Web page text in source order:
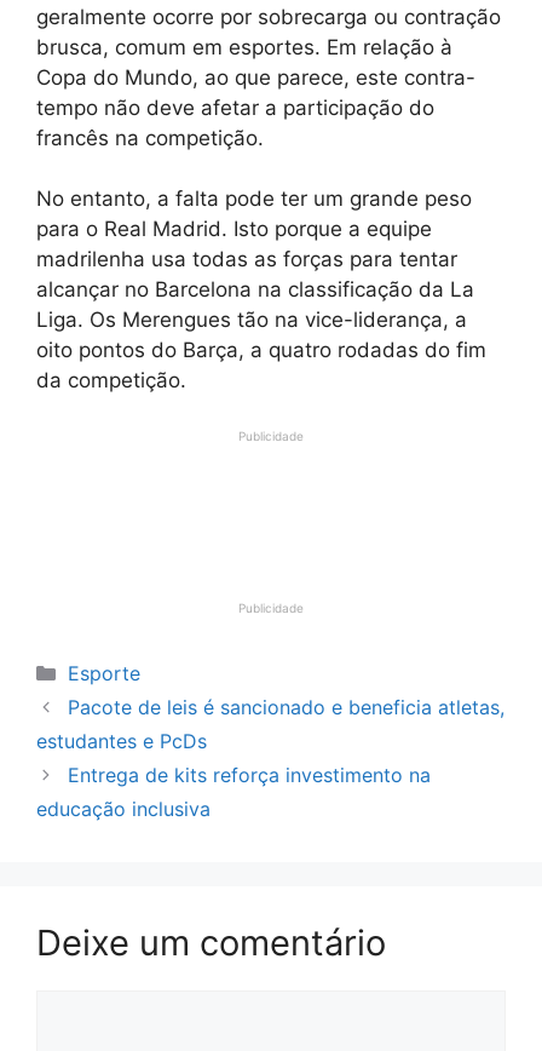
geralmente ocorre por sobrecarga ou contração
brusca, comum em esportes. Em relação à
Copa do Mundo, ao que parece, este contra-
tempo não deve afetar a participação do
francês na competição.
No entanto, a falta pode ter um grande peso
para o Real Madrid. Isto porque a equipe
madrilenha usa todas as forças para tentar
alcançar no Barcelona na classificação da La
Liga. Os Merengues tão na vice-liderança, a
oito pontos do Barça, a quatro rodadas do fim
da competição.
Publicidade
Publicidade
Categorias
Esporte
Pacote de leis é sancionado e beneficia atletas,
estudantes e PcDs
Entrega de kits reforça investimento na
educação inclusiva
Deixe um comentário